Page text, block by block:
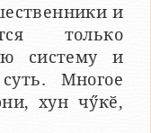
и
только
систему и
Многое
хун чӳкӗ,